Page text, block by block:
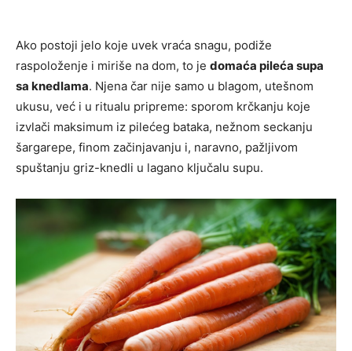
Ako postoji jelo koje uvek vraća snagu, podiže
raspoloženje i miriše na dom, to je domaća pileća supa
sa knedlama. Njena čar nije samo u blagom, utešnom
ukusu, već i u ritualu pripreme: sporom krčkanju koje
izvlači maksimum iz pilećeg bataka, nežnom seckanju
šargarepe, finom začinjavanju i, naravno, pažljivom
spuštanju griz-knedli u lagano ključalu supu.